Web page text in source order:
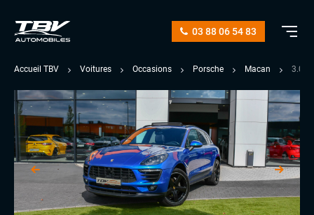
03 88 06 54 83
Accueil TBV Voitures Occasions Porsche Macan 3.0